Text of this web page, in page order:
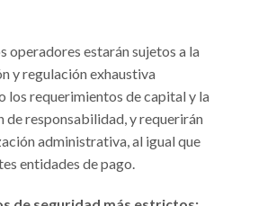
operadores estarán sujetos a la
y regulación exhaustiva
los requerimientos de capital y la
de responsabilidad, y requerirán
administrativa, al igual que
entidades de pago.